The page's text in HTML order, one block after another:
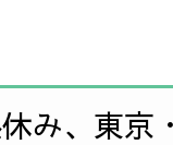
み、東京